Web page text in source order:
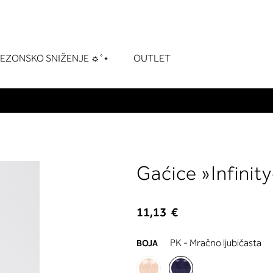
SNIŽENJE ☼˚⋆ OUTLET
Gaćice
11,13 €
BOJA PK - Mračno ljubičasta